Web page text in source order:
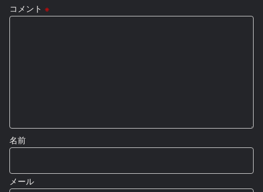
コメント ※
名前
メール